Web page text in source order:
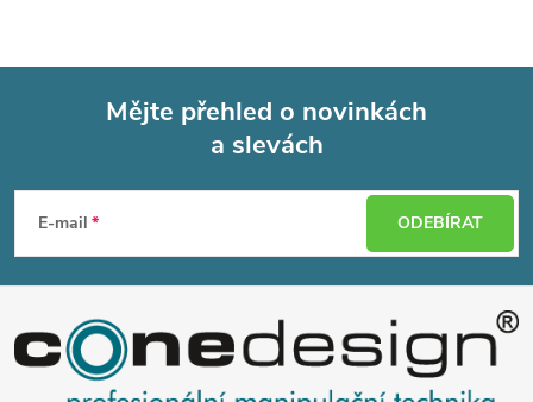
p
a
Mějte přehled o novinkách
a slevách
E-mail ODEBÍRAT